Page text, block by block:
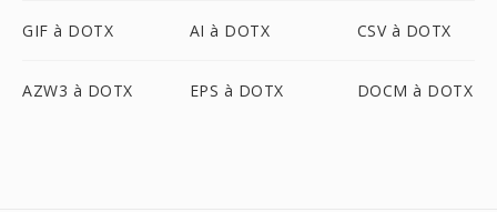
GIF à DOTX AI à DOTX CSV à DOTX
AZW3 à DOTX EPS à DOTX DOCM à DOTX